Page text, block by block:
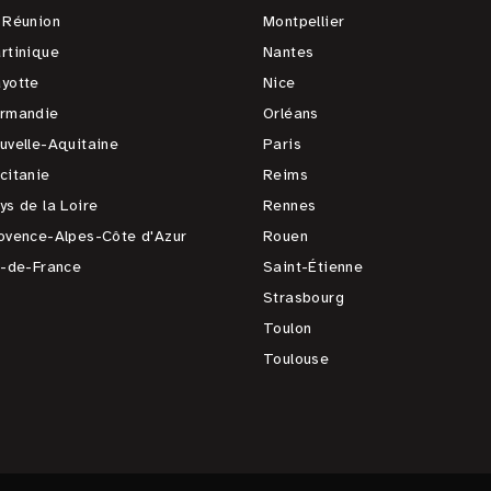
Aquitaine
de la Loire
Alpes-Côte d'Azur
de-France
Montpellier
Nantes
Nice
Orléans
Paris
Reims
Rennes
Rouen
Saint-Étienne
Strasbourg
Toulon
Toulouse